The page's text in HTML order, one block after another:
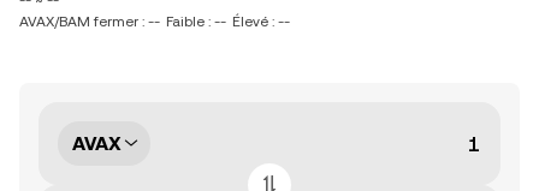
AVAX/BAM fermer : -- Faible : -- Élevé : --
AVAX